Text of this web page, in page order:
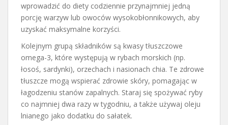
wprowadzić do diety codziennie przynajmniej jedną
porcję warzyw lub owoców wysokobłonnikowych, aby
uzyskać maksymalne korzyści.
Kolejnym grupą składników są kwasy tłuszczowe
omega-3, które występują w rybach morskich (np.
łosoś, sardynki), orzechach i nasionach chia. Te zdrowe
tłuszcze mogą wspierać zdrowie skóry, pomagając w
łagodzeniu stanów zapalnych. Staraj się spożywać ryby
co najmniej dwa razy w tygodniu, a także używaj oleju
lnianego jako dodatku do sałatek.